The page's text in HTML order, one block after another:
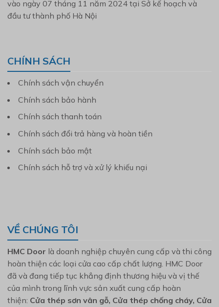
vào ngày 07 tháng 11 năm 2024 tại Sở kế hoạch và
đầu tư thành phố Hà Nội
CHÍNH SÁCH
Chính sách vận chuyển
Chính sách bảo hành
Chính sách thanh toán
Chính sách đổi trả hàng và hoàn tiền
Chính sách bảo mật
Chính sách hỗ trợ và xử lý khiếu nại
VỀ CHÚNG TÔI
HMC Door là doanh nghiệp chuyên cung cấp và thi công
hoàn thiện các loại cửa cao cấp chất lượng. HMC Door
đã và đang tiếp tục khẳng định thương hiệu và vị thế
của mình trong lĩnh vực sản xuất cung cấp hoàn
thiện: Cửa thép sơn vân gỗ, Cửa thép chống cháy, Cửa